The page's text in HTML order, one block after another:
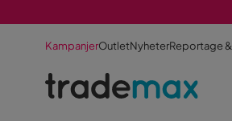
KampanjerOutletNyheterReportage